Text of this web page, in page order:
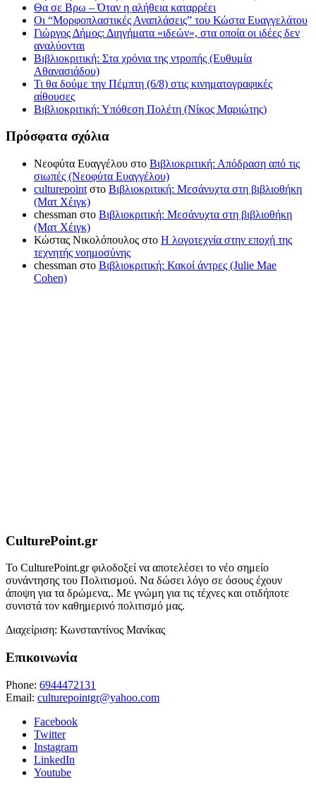
Θα σε Βρω – Όταν η αλήθεια καταρρέει
Οι “Μορφοπλαστικές Αναπλάσεις” του Κώστα Ευαγγελάτου
Γιώργος Δήμος: Διηγήματα «ιδεών», στα οποία οι ιδέες δεν
αναλύονται
Βιβλιοκριτική: Στα χρόνια της ντροπής (Ευθυμία
Αθανασιάδου)
Τι θα δούμε την Πέμπτη (6/8) στις κινηματογραφικές
αίθουσες
Βιβλιοκριτική: Υπόθεση Πολέτη (Νίκος Μαριώτης)
Πρόσφατα σχόλια
Νεοφύτα Ευαγγέλου στο Βιβλιοκριτική: Απόδραση από τις
σιωπές (Νεοφύτα Ευαγγέλου)
culturepoint στο Βιβλιοκριτική: Μεσάνυχτα στη βιβλιοθήκη
(Ματ Χέιγκ)
chessman στο Βιβλιοκριτική: Μεσάνυχτα στη βιβλιοθήκη
(Ματ Χέιγκ)
Κώστας Νικολόπουλος στο Η λογοτεχνία στην εποχή της
τεχνητής νοημοσύνης
chessman στο Βιβλιοκριτική: Κακοί άντρες (Julie Mae
Cohen)
CulturePoint.gr
Το CulturePoint.gr φιλοδοξεί να αποτελέσει το νέο σημείο
συνάντησης του Πολιτισμού. Να δώσει λόγο σε όσους έχουν
άποψη για τα δρώμενα,. Με γνώμη για τις τέχνες και οτιδήποτε
συνιστά τον καθημερινό πολιτισμό μας.
Διαχείριση: Κωνσταντίνος Μανίκας
Επικοινωνία
Phone: 6944472131
Email: culturepointgr@yahoo.com
Facebook
Twitter
Instagram
LinkedIn
Youtube